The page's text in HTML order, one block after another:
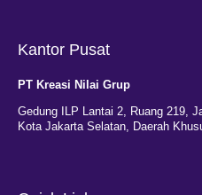
Kantor Pusat
PT Kreasi Nilai Grup
Gedung ILP Lantai 2, Ruang 219,
Kota Jakarta Selatan, Daerah